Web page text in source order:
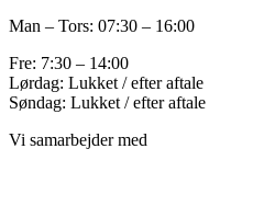
Man – Tors: 07:30 – 16:00
Fre: 7:30 – 14:00
Lørdag: Lukket / efter aftale
Søndag: Lukket / efter aftale
Vi samarbejder med